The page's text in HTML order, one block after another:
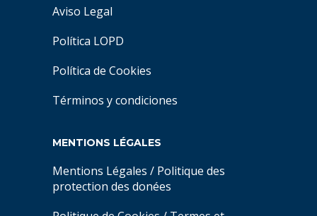
Aviso Legal
Política LOPD
Política de Cookies
Términos y condiciones
MENTIONS LÉGALES
Mentions Légales / Politique des
protection des donées